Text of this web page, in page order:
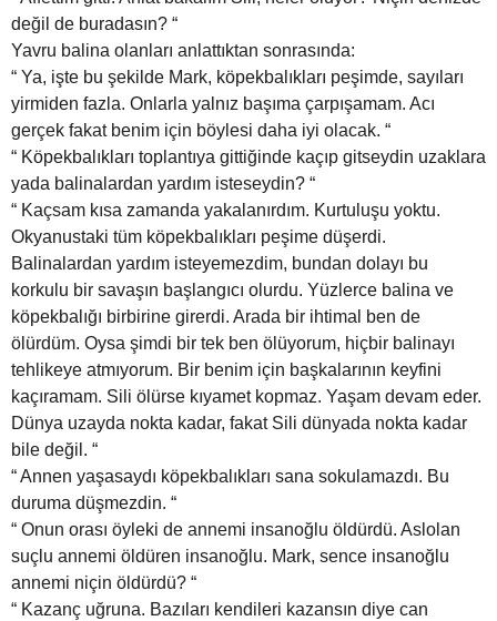
değil de buradasın? “
Yavru balina olanları anlattıktan sonrasında:
“ Ya, işte bu şekilde Mark, köpekbalıkları peşimde, sayıları
yirmiden fazla. Onlarla yalnız başıma çarpışamam. Acı
gerçek fakat benim için böylesi daha iyi olacak. “
“ Köpekbalıkları toplantıya gittiğinde kaçıp gitseydin uzaklara
yada balinalardan yardım isteseydin? “
“ Kaçsam kısa zamanda yakalanırdım. Kurtuluşu yoktu.
Okyanustaki tüm köpekbalıkları peşime düşerdi.
Balinalardan yardım isteyemezdim, bundan dolayı bu
korkulu bir savaşın başlangıcı olurdu. Yüzlerce balina ve
köpekbalığı birbirine girerdi. Arada bir ihtimal ben de
ölürdüm. Oysa şimdi bir tek ben ölüyorum, hiçbir balinayı
tehlikeye atmıyorum. Bir benim için başkalarının keyfini
kaçıramam. Sili ölürse kıyamet kopmaz. Yaşam devam eder.
Dünya uzayda nokta kadar, fakat Sili dünyada nokta kadar
bile değil. “
“ Annen yaşasaydı köpekbalıkları sana sokulamazdı. Bu
duruma düşmezdin. “
“ Onun orası öyleki de annemi insanoğlu öldürdü. Aslolan
suçlu annemi öldüren insanoğlu. Mark, sence insanoğlu
annemi niçin öldürdü? “
“ Kazanç uğruna. Bazıları kendileri kazansın diye can